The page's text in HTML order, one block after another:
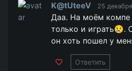
K@tUteeV 25
Даа. На моём компе
только и играть😢.
он хоть пошел у
Ответить